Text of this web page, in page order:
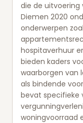
die de uitvoering
Diemen 2020
onderwerpen
hospitaverhuur
bieden kaders
waarborgen van
als bindende
bevat specifieke
woningvoorraad